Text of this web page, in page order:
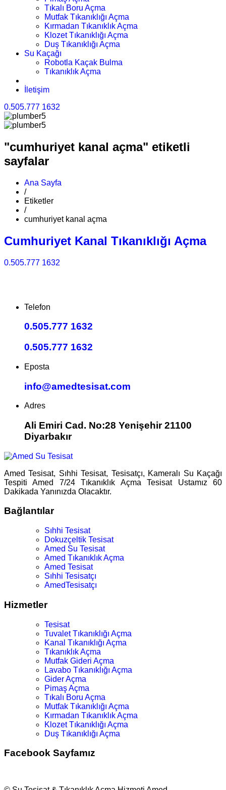
Tıkalı Boru Açma
Mutfak Tıkanıklığı Açma
Kırmadan Tıkanıklık Açma
Klozet Tıkanıklığı Açma
Duş Tıkanıklığı Açma
Su Kaçağı
Robotla Kaçak Bulma
Tıkanıklık Açma
İletişim
0.505.777 1632
"cumhuriyet kanal açma" etiketli
sayfalar
Ana Sayfa
/
Etiketler
/
cumhuriyet kanal açma
Cumhuriyet Kanal Tıkanıklığı Açma
0.505.777 1632
Telefon
0.505.777 1632
0.505.777 1632
Eposta
info@amedtesisat.com
Adres
Ali Emiri Cad. No:28 Yenişehir 21100
Diyarbakır
Amed Tesisat, Sıhhi Tesisat, Tesisatçı, Kameralı Su Kaçağı
Tespiti Amed 7/24 Tıkanıklık Açma Tesisat Ustamız 60
Dakikada Yanınızda Olacaktır.
Bağlantılar
Sıhhi Tesisat
Dokuzçeltik Tesisat
Amed Su Tesisat
Amed Tıkanıklık Açma
Amed Tesisat
Sıhhi Tesisatçı
AmedTesisatçı
Hizmetler
Tesisat
Tuvalet Tıkanıklığı Açma
Kanal Tıkanıklığı Açma
Tıkanıklık Açma
Mutfak Gideri Açma
Lavabo Tıkanıklığı Açma
Gider Açma
Pimaş Açma
Tıkalı Boru Açma
Mutfak Tıkanıklığı Açma
Kırmadan Tıkanıklık Açma
Klozet Tıkanıklığı Açma
Duş Tıkanıklığı Açma
Facebook Sayfamız